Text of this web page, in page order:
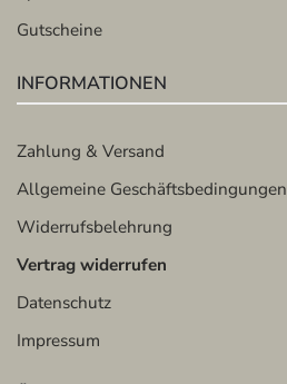
Gutscheine
INFORMATIONEN
Zahlung & Versand
Allgemeine Geschäftsbedingungen
Widerrufsbelehrung
Vertrag widerrufen
Datenschutz
Impressum